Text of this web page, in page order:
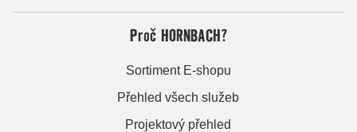
Proč HORNBACH?
Sortiment E-shopu
Přehled všech služeb
Projektový přehled